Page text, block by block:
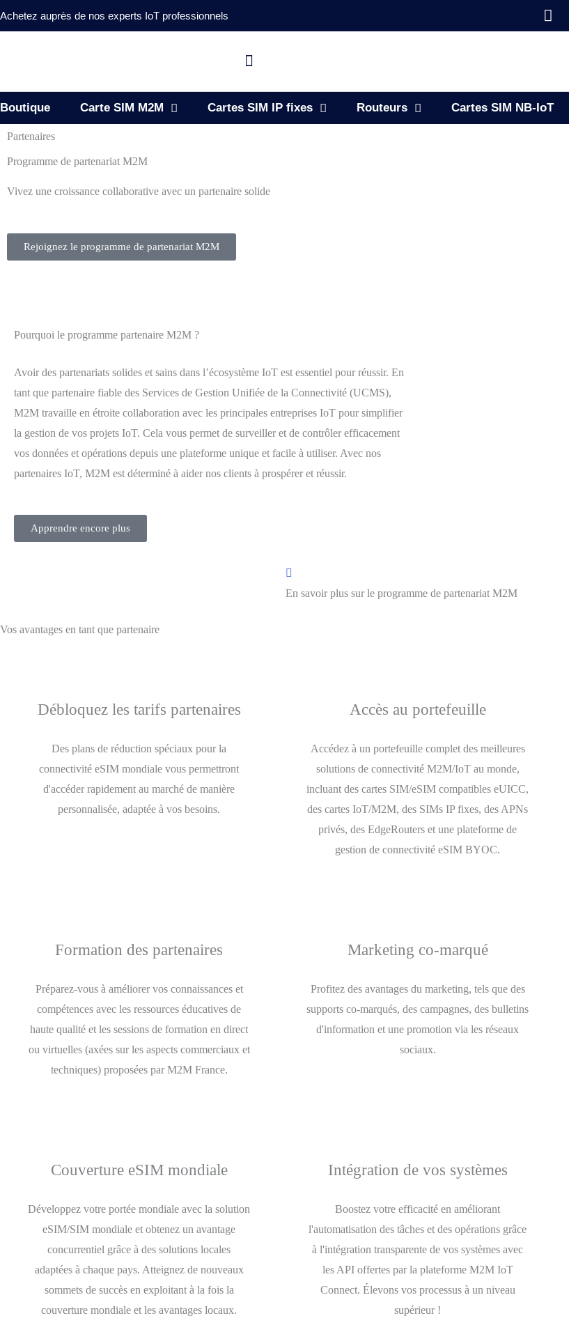
Achetez auprès de nos experts IoT professionnels
Boutique Carte SIM M2M Cartes SIM IP fixes Routeurs Cartes SIM NB-IoT
Partenaires
Programme de partenariat M2M
Vivez une croissance collaborative avec un partenaire solide
Rejoignez le programme de partenariat M2M
Pourquoi le programme partenaire M2M ?
Avoir des partenariats solides et sains dans l’écosystème IoT est essentiel pour réussir. En
tant que partenaire fiable des Services de Gestion Unifiée de la Connectivité (UCMS),
M2M travaille en étroite collaboration avec les principales entreprises IoT pour simplifier
la gestion de vos projets IoT. Cela vous permet de surveiller et de contrôler efficacement
vos données et opérations depuis une plateforme unique et facile à utiliser. Avec nos
partenaires IoT, M2M est déterminé à aider nos clients à prospérer et réussir.
Apprendre encore plus
En savoir plus sur le programme de partenariat M2M
Vos avantages en tant que partenaire
Débloquez les tarifs partenaires
Des plans de réduction spéciaux pour la
connectivité eSIM mondiale vous permettront
d'accéder rapidement au marché de manière
personnalisée, adaptée à vos besoins.
Accès au portefeuille
Accédez à un portefeuille complet des meilleures
solutions de connectivité M2M/IoT au monde,
incluant des cartes SIM/eSIM compatibles eUICC,
des cartes IoT/M2M, des SIMs IP fixes, des APNs
privés, des EdgeRouters et une plateforme de
gestion de connectivité eSIM BYOC.
Formation des partenaires
Préparez-vous à améliorer vos connaissances et
compétences avec les ressources éducatives de
haute qualité et les sessions de formation en direct
ou virtuelles (axées sur les aspects commerciaux et
techniques) proposées par M2M France.
Marketing co-marqué
Profitez des avantages du marketing, tels que des
supports co-marqués, des campagnes, des bulletins
d'information et une promotion via les réseaux
sociaux.
Couverture eSIM mondiale
Développez votre portée mondiale avec la solution
eSIM/SIM mondiale et obtenez un avantage
concurrentiel grâce à des solutions locales
adaptées à chaque pays. Atteignez de nouveaux
sommets de succès en exploitant à la fois la
couverture mondiale et les avantages locaux.
Intégration de vos systèmes
Boostez votre efficacité en améliorant
l'automatisation des tâches et des opérations grâce
à l'intégration transparente de vos systèmes avec
les API offertes par la plateforme M2M IoT
Connect. Élevons vos processus à un niveau
supérieur !